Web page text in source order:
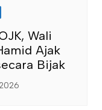
Wali
Ajak
Bijak